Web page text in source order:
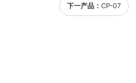
下一产品： CP-07